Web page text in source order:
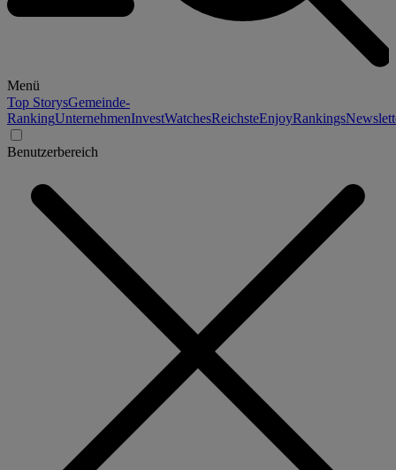
Menü
Top StorysGemeinde-
RankingUnternehmenInvestWatchesReichsteEnjoyRankings
Benutzerbereich